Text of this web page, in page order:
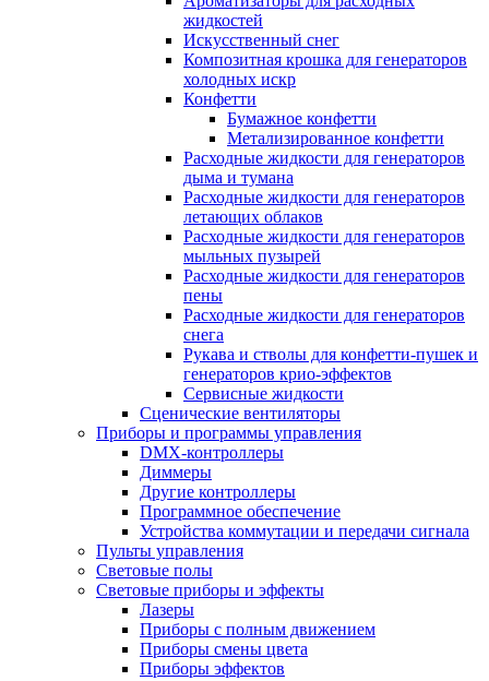
жидкостей
Искусственный снег
Композитная крошка для генераторов
холодных искр
Конфетти
Бумажное конфетти
Метализированное конфетти
Расходные жидкости для генераторов
дыма и тумана
Расходные жидкости для генераторов
летающих облаков
Расходные жидкости для генераторов
мыльных пузырей
Расходные жидкости для генераторов
пены
Расходные жидкости для генераторов
снега
Рукава и стволы для конфетти-пушек и
генераторов крио-эффектов
Сервисные жидкости
Сценические вентиляторы
Приборы и программы управления
DMX-контроллеры
Диммеры
Другие контроллеры
Программное обеспечение
Устройства коммутации и передачи сигнала
Пульты управления
Световые полы
Световые приборы и эффекты
Лазеры
Приборы с полным движением
Приборы смены цвета
Приборы эффектов